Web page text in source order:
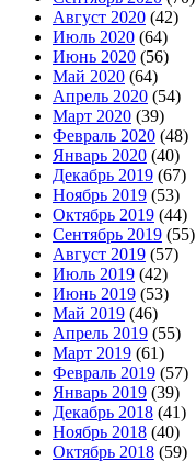
Август 2020 (42)
Июль 2020 (64)
Июнь 2020 (56)
Май 2020 (64)
Апрель 2020 (54)
Март 2020 (39)
Февраль 2020 (48)
Январь 2020 (40)
Декабрь 2019 (67)
Ноябрь 2019 (53)
Октябрь 2019 (44)
Сентябрь 2019 (55)
Август 2019 (57)
Июль 2019 (42)
Июнь 2019 (53)
Май 2019 (46)
Апрель 2019 (55)
Март 2019 (61)
Февраль 2019 (57)
Январь 2019 (39)
Декабрь 2018 (41)
Ноябрь 2018 (40)
Октябрь 2018 (59)